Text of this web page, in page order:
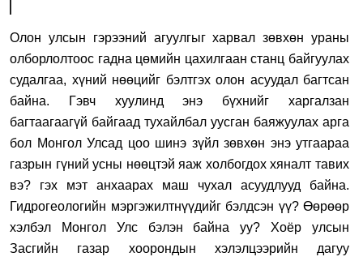
Олон улсын гэрээний агуулгыг харвал зөвхөн ураны
олборлолтоос гадна цөмийн цахилгаан станц байгуулах
судалгаа, хүний нөөцийг бэлтгэх олон асуудал багтсан
байна. Гэвч хуулинд энэ бүхнийг харгалзан
багтаагаагүй байгаад тухайлбал уусган баяжуулах арга
бол Монгол Улсад цоо шинэ зүйл зөвхөн энэ утгаараа
газрын гүний усны нөөцтэй яаж холбогдох хяналт тавих
вэ? гэх мэт анхаарах маш чухал асуудлууд байна.
Гидрогеологийн мэргэжилтнүүдийг бэлдсэн үү? Өөрөөр
хэлбэл Монгол Улс бэлэн байна уу? Хоёр улсын
Засгийн газар хоорондын хэлэлцээрийн дагуу